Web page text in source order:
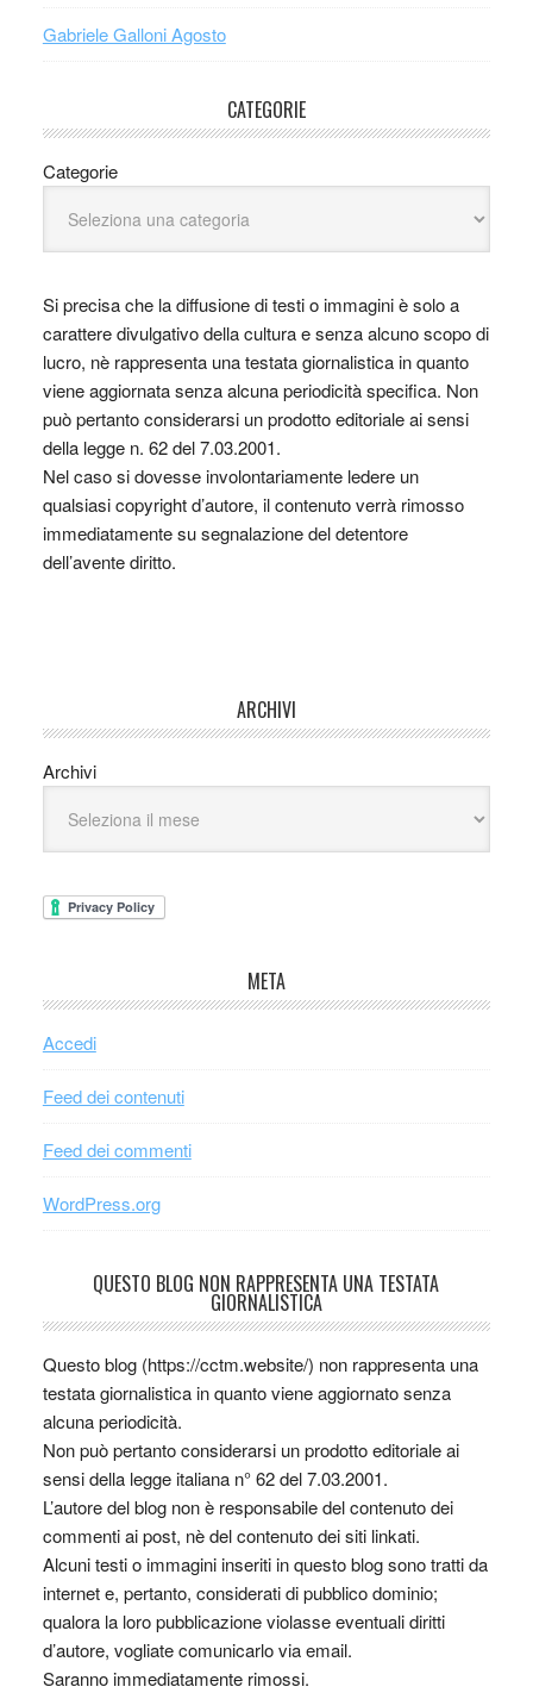
Gabriele Galloni Agosto
CATEGORIE
Categorie
Si precisa che la diffusione di testi o immagini è solo a
carattere divulgativo della cultura e senza alcuno scopo di
lucro, nè rappresenta una testata giornalistica in quanto
viene aggiornata senza alcuna periodicità specifica. Non
può pertanto considerarsi un prodotto editoriale ai sensi
della legge n. 62 del 7.03.2001.
Nel caso si dovesse involontariamente ledere un
qualsiasi copyright d’autore, il contenuto verrà rimosso
immediatamente su segnalazione del detentore
dell’avente diritto.
ARCHIVI
Archivi
META
Accedi
Feed dei contenuti
Feed dei commenti
WordPress.org
QUESTO BLOG NON RAPPRESENTA UNA TESTATA
GIORNALISTICA
Questo blog (https://cctm.website/) non rappresenta una
testata giornalistica in quanto viene aggiornato senza
alcuna periodicità.
Non può pertanto considerarsi un prodotto editoriale ai
sensi della legge italiana n° 62 del 7.03.2001.
L’autore del blog non è responsabile del contenuto dei
commenti ai post, nè del contenuto dei siti linkati.
Alcuni testi o immagini inseriti in questo blog sono tratti da
internet e, pertanto, considerati di pubblico dominio;
qualora la loro pubblicazione violasse eventuali diritti
d’autore, vogliate comunicarlo via email.
Saranno immediatamente rimossi.